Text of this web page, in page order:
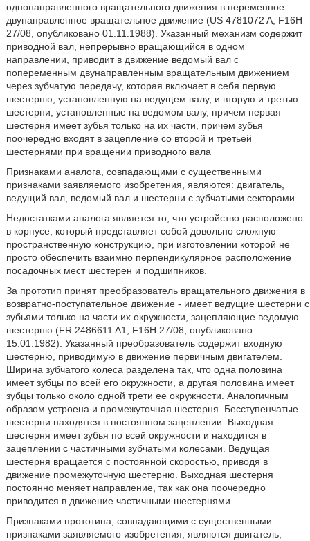
однонаправленного вращательного движения в переменное
двунаправленное вращательное движение (US 4781072 A, F16H
27/08, опубликовано 01.11.1988). Указанный механизм содержит
приводной вал, непрерывно вращающийся в одном
направлении, приводит в движение ведомый вал с
попеременным двунаправленным вращательным движением
через зубчатую передачу, которая включает в себя первую
шестерню, установленную на ведущем валу, и вторую и третью
шестерни, установленные на ведомом валу, причем первая
шестерня имеет зубья только на их части, причем зубья
поочередно входят в зацепление со второй и третьей
шестернями при вращении приводного вала
Признаками аналога, совпадающими с существенными
признаками заявляемого изобретения, являются: двигатель,
ведущий вал, ведомый вал и шестерни с зубчатыми секторами.
Недостатками аналога является то, что устройство расположено
в корпусе, который представляет собой довольно сложную
пространственную конструкцию, при изготовлении которой не
просто обеспечить взаимно перпендикулярное расположение
посадочных мест шестерен и подшипников.
За прототип принят преобразователь вращательного движения в
возвратно-поступательное движение - имеет ведущие шестерни с
зубьями только на части их окружности, зацепляющие ведомую
шестерню (FR 2486611 A1, F16H 27/08, опубликовано
15.01.1982). Указанный преобразователь содержит входную
шестерню, приводимую в движение первичным двигателем.
Ширина зубчатого колеса разделена так, что одна половина
имеет зубцы по всей его окружности, а другая половина имеет
зубцы только около одной трети ее окружности. Аналогичным
образом устроена и промежуточная шестерня. Бесступенчатые
шестерни находятся в постоянном зацеплении. Выходная
шестерня имеет зубья по всей окружности и находится в
зацеплении с частичными зубчатыми колесами. Ведущая
шестерня вращается с постоянной скоростью, приводя в
движение промежуточную шестерню. Выходная шестерня
постоянно меняет направление, так как она поочередно
приводится в движение частичными шестернями.
Признаками прототипа, совпадающими с существенными
признаками заявляемого изобретения, являются двигатель,